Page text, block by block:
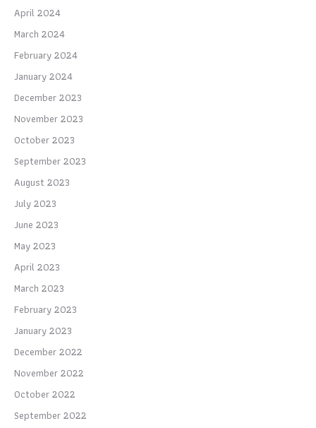
April 2024
March 2024
February 2024
January 2024
December 2023
November 2023
October 2023
September 2023
August 2023
July 2023
June 2023
May 2023
April 2023
March 2023
February 2023
January 2023
December 2022
November 2022
October 2022
September 2022